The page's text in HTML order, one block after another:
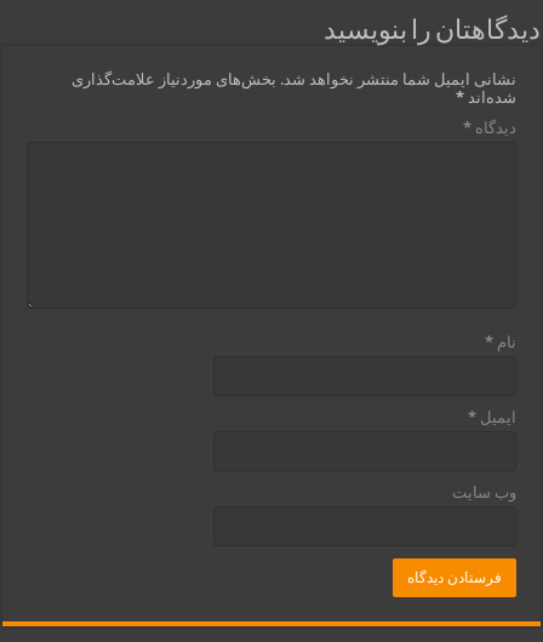
دیدگاهتان را بنویسید
نشانی ایمیل شما منتشر نخواهد شد. بخش‌های موردنیاز علامت‌گذاری
شده‌اند*
دیدگاه*
نام*
ایمیل*
وب‌ سایت